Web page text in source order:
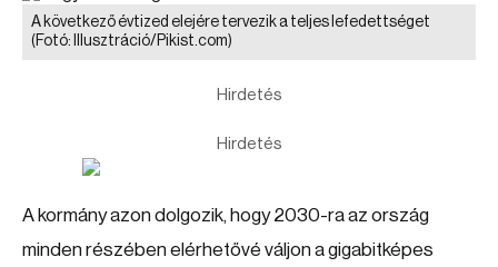
A következő évtized elejére tervezik a teljes lefedettséget
(Fotó: Illusztráció/Pikist.com)
Hirdetés
Hirdetés
A kormány azon dolgozik, hogy 2030-ra az ország
minden részében elérhetővé váljon a gigabitképes